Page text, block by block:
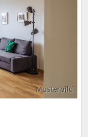
Musterbild